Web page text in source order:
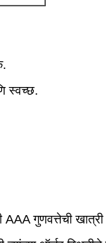
स्वच्छ.
AAA गुणवत्तेची